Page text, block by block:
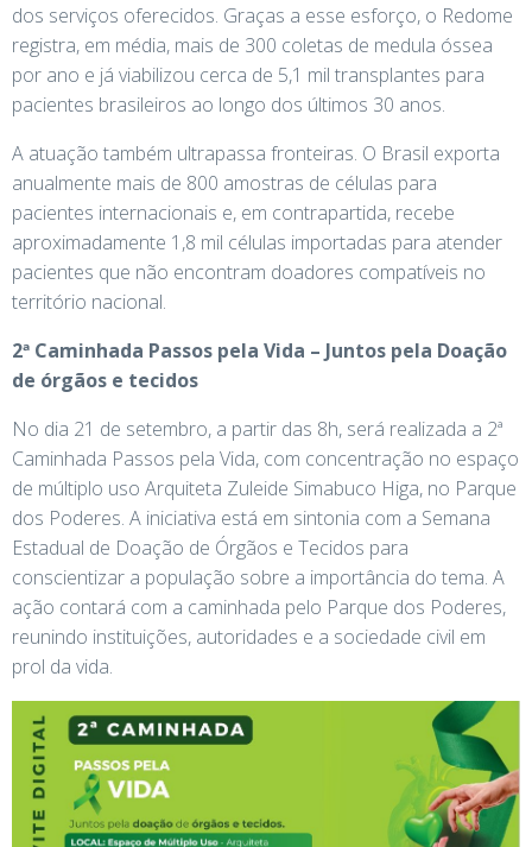
dos serviços oferecidos. Graças a esse esforço, o Redome
registra, em média, mais de 300 coletas de medula óssea
por ano e já viabilizou cerca de 5,1 mil transplantes para
pacientes brasileiros ao longo dos últimos 30 anos.
A atuação também ultrapassa fronteiras. O Brasil exporta
anualmente mais de 800 amostras de células para
pacientes internacionais e, em contrapartida, recebe
aproximadamente 1,8 mil células importadas para atender
pacientes que não encontram doadores compatíveis no
território nacional.
2ª Caminhada Passos pela Vida – Juntos pela Doação
de órgãos e tecidos
No dia 21 de setembro, a partir das 8h, será realizada a 2ª
Caminhada Passos pela Vida, com concentração no espaço
de múltiplo uso Arquiteta Zuleide Simabuco Higa, no Parque
dos Poderes. A iniciativa está em sintonia com a Semana
Estadual de Doação de Órgãos e Tecidos para
conscientizar a população sobre a importância do tema. A
ação contará com a caminhada pelo Parque dos Poderes,
reunindo instituições, autoridades e a sociedade civil em
prol da vida.